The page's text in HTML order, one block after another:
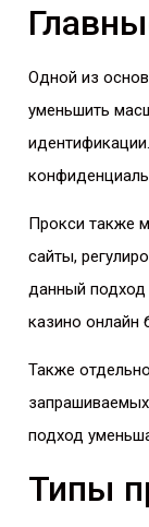
Одной из
уменьшить
Прокси также
сайты,
данный подход
казино онлайн
Также
подход
Типы